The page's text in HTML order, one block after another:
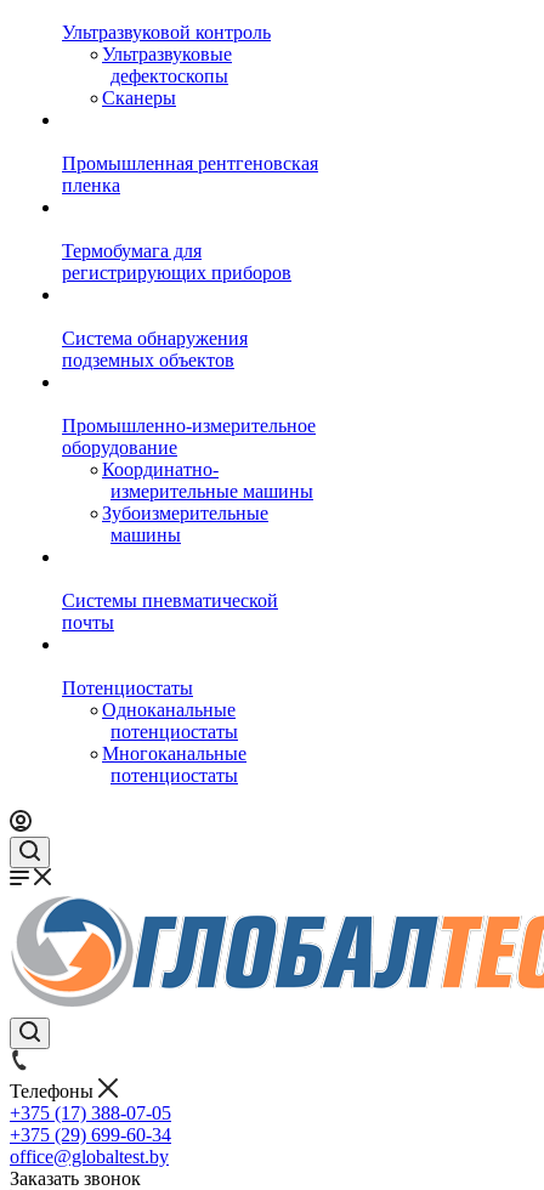
Ультразвуковой контроль
Ультразвуковые
дефектоскопы
Сканеры
Промышленная рентгеновская
пленка
Термобумага для
регистрирующих приборов
Система обнаружения
подземных объектов
Промышленно-измерительное
оборудование
Координатно-
измерительные машины
Зубоизмерительные
машины
Системы пневматической
почты
Потенциостаты
Одноканальные
потенциостаты
Многоканальные
потенциостаты
Телефоны
+375 (17) 388-07-05
+375 (29) 699-60-34
office@globaltest.by
Заказать звонок